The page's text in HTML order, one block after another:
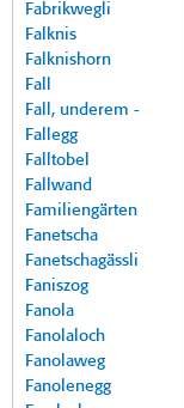
Fabrikwegli
Falknis
Falknishorn
Fall
Fall, underem -
Fallegg
Falltobel
Fallwand
Familiengärten
Fanetscha
Fanetschagässli
Faniszog
Fanola
Fanolaloch
Fanolaweg
Fanolenegg